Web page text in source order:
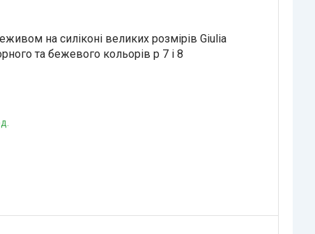
на силіконі великих розмірів Giulia
та бежевого кольорів р 7 і 8